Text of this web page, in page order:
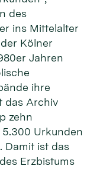
des
ins Mittelalter
Kölner
Jahren
ihre
das Archiv
zehn
Urkunden
Damit ist das
Erzbistums